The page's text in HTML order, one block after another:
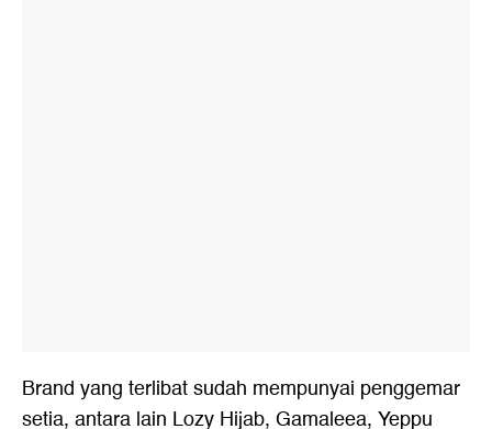
Brand yang terlibat sudah mempunyai penggemar
setia, antara lain Lozy Hijab, Gamaleea, Yeppu